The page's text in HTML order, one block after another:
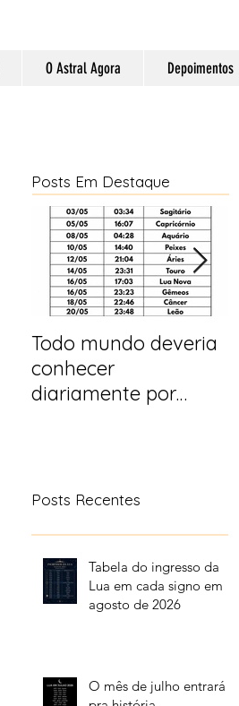
O Astral Agora Depoimentos
Posts Em Destaque
Todo mundo deveria
conhecer
diariamente por
Posts Recentes
Tabela do ingresso da
Lua em cada signo em
agosto de 2026
O mês de julho entrará